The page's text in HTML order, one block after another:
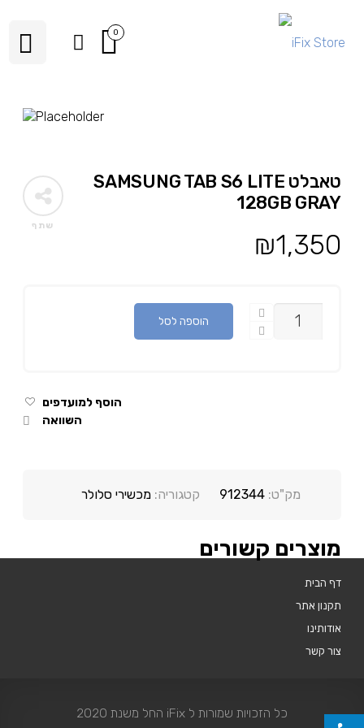
0
שתף
טאבלט SAMSUNG TAB S6 LITE
128GB GRAY
₪1,350
כמות
הוספה לסל
הוסף למועדפים
השוואה
מק"ט:912344 קטגוריה:מכשירי סלולר
מוצרים קשורים
דף הבית
תקנון אתר
אודותינו
צור קשר
כל הזכויות שמורות ל iFix החל משנת 2020